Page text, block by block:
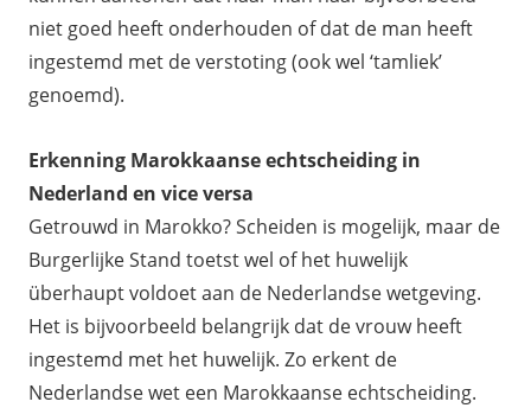
niet goed heeft onderhouden of dat de man heeft
ingestemd met de verstoting (ook wel ‘tamliek’
genoemd).
Erkenning Marokkaanse echtscheiding in
Nederland en vice versa
Getrouwd in Marokko? Scheiden is mogelijk, maar de
Burgerlijke Stand toetst wel of het huwelijk
überhaupt voldoet aan de Nederlandse wetgeving.
Het is bijvoorbeeld belangrijk dat de vrouw heeft
ingestemd met het huwelijk. Zo erkent de
Nederlandse wet een Marokkaanse echtscheiding.